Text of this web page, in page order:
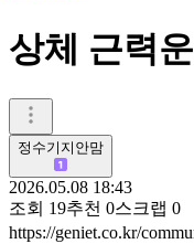
상체 근력
정수기지안맘
2026.05.08 18:43
조회 19추천 0스크랩 0
https://geniet.co.kr/